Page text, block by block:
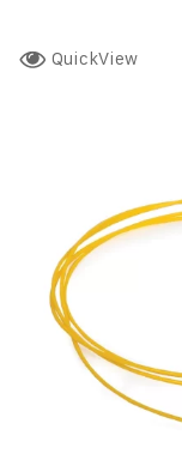
QuickView